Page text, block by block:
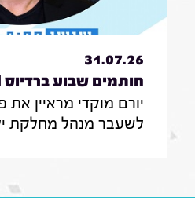
31.07.26
329, 31 ביולי 2026
יורם מוקדי מראיין את
לשעבר מנהל מחלקת
הבריאות ירושלים,